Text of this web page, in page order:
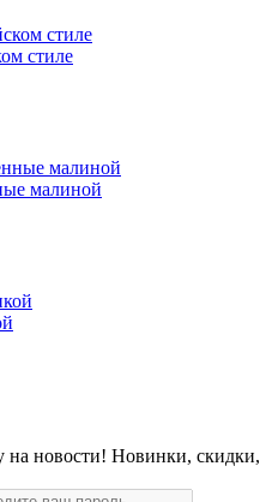
стиле
малиной
на новости! Новинки, скидки,